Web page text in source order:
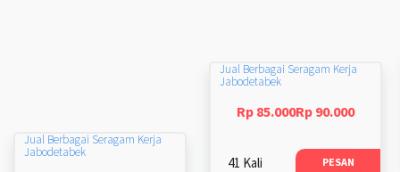
Jual Berbagai Seragam Kerja
Jabodetabek
Rp 85.000Rp 90.000
41 Kali PESAN
Jual Berbagai Seragam Kerja
Jabodetabek